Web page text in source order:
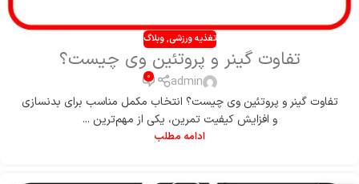
تغذیه ورزشی,وبلاگ
تفاوت گینر و پروتئین وی چیست؟
admin
0
تفاوت گینر و پروتئین وی چیست؟ انتخاب مکمل مناسب برای بدنسازی
و افزایش کیفیت تمرین، یکی از مهم‌ترین ...
ادامه مطلب